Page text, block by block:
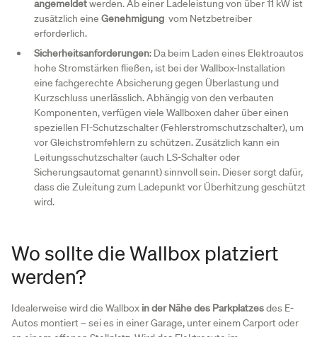
angemeldetwerden. Ab einer Ladeleistung von über 11 kW ist
zusätzlich eine Genehmigung vom Netzbetreiber
erforderlich.
Sicherheitsanforderungen: Da beim Laden eines Elektroautos
hohe Stromstärken fließen, ist bei der Wallbox-Installation
eine fachgerechte Absicherung gegen Überlastung und
Kurzschluss unerlässlich. Abhängig von den verbauten
Komponenten, verfügen viele Wallboxen daher über einen
speziellen FI-Schutzschalter (Fehlerstromschutzschalter), um
vor Gleichstromfehlern zu schützen. Zusätzlich kann ein
Leitungsschutzschalter (auch LS-Schalter oder
Sicherungsautomat genannt) sinnvoll sein. Dieser sorgt dafür,
dass die Zuleitung zum Ladepunkt vor Überhitzung geschützt
wird.
Wo sollte die Wallbox platziert
werden?
Idealerweise wird die Wallbox in der Nähe des Parkplatzesdes E-
Autos montiert – sei es in einer Garage, unter einem Carport oder